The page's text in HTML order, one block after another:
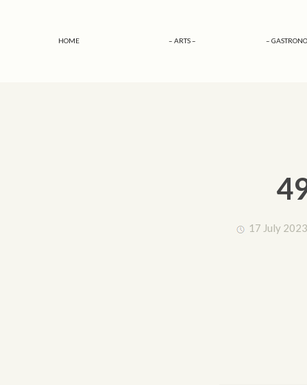
HOME – ARTS – –
17 July